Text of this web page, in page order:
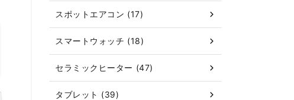
スポットエアコン (17)
スマートウォッチ (18)
セラミックヒーター (47)
タブレット (39)